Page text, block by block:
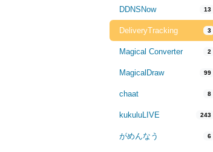
DDNSNow 13
DeliveryTracking 3
Magical Converter 2
MagicalDraw 99
chaat 8
kukuluLIVE 243
がめんなう 6